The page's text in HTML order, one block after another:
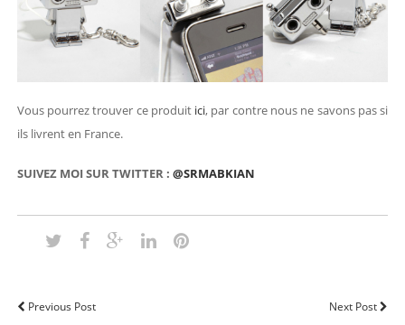
Vous pourrez trouver ce produit ici, par contre nous ne savons pas si
ils livrent en France.
SUIVEZ MOI SUR TWITTER : @SRMABKIAN
Previous Post Next Post